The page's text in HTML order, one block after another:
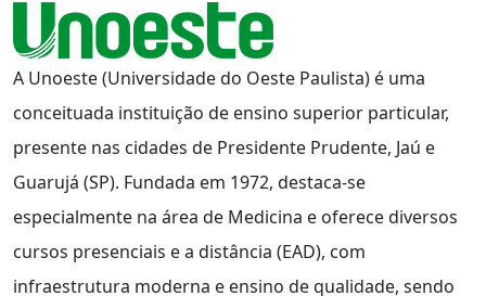
A Unoeste (Universidade do Oeste Paulista) é uma
conceituada instituição de ensino superior particular,
presente nas cidades de Presidente Prudente, Jaú e
Guarujá (SP). Fundada em 1972, destaca-se
especialmente na área de Medicina e oferece diversos
cursos presenciais e a distância (EAD), com
infraestrutura moderna e ensino de qualidade, sendo